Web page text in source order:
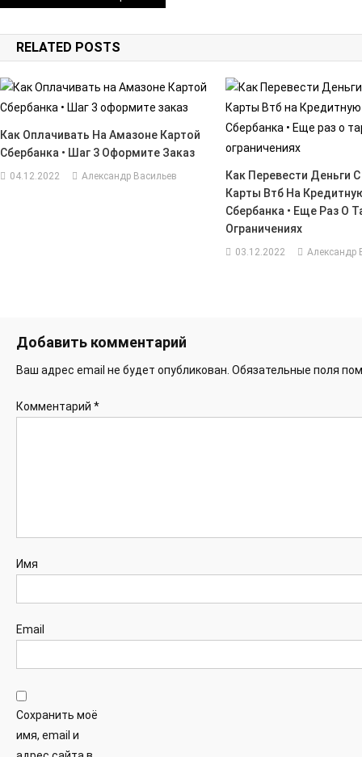
по
записям
RELATED POSTS
Как Оплачивать На Амазоне Картой
Сбербанка • Шaг 3 Oфopмитe Зaкaз
04.12.2022 Александр Васильев
Как Перевести Деньги
Карты Втб На
Сбербанка • Еще Раз О
Ограничениях
03.12.2022 Александр
Добавить комментарий
Ваш адрес email не будет опубликован. Обязательные поля
Комментарий *
Имя
Email
Сохранить моё
имя, email и